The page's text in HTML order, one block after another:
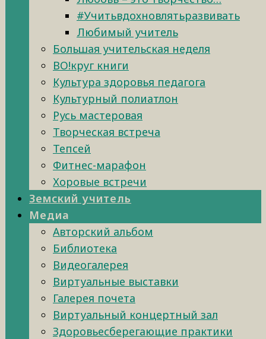
#Учитьвдохновлятьразвивать
Любимый учитель
Большая учительская неделя
ВО!круг книги
Культура здоровья педагога
Культурный полиатлон
Русь мастеровая
Творческая встреча
Тепсей
Фитнес-марафон
Хоровые встречи
Земский учитель
Медиа
Авторский альбом
Библиотека
Видеогалерея
Виртуальные выставки
Галерея почета
Виртуальный концертный зал
Здоровьесберегающие практики